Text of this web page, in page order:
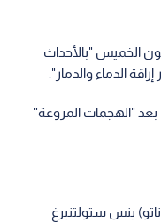
الخميس "بالأحداث
الدماء والدمار".
"الهجمات المروعة"
ينس ستولتنبرغ